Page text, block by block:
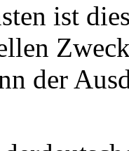
ist
der